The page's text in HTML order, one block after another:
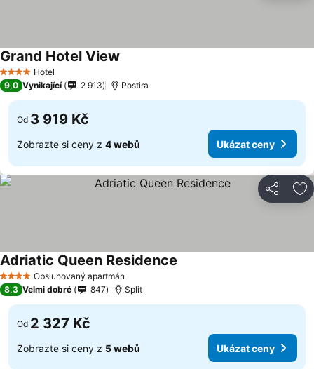
4 Počet hvězdiček
Hotel
Grand Hotel View
9,0 Vynikající 2 913 Postira
Od 3 919 Kč
Zobrazte si ceny z 4 webů Ukázat ceny
Sdílet
4 Počet hvězdiček
Obsluhovaný apartmán
Adriatic Queen Residence
8,3 Velmi dobré 847 Split
Od 2 327 Kč
Zobrazte si ceny z 5 webů Ukázat ceny